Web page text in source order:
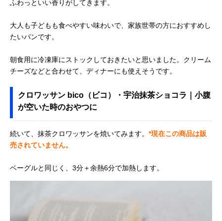
ふわっといい香りがしてきます。
大人も子どもも食べやすい味わいで、家族世帯の方におすすめし
たいパンです。
朝食用に冷凍庫にストックしておきたいと思いました。クリーム
チーズなどと合わせて、ディナーにも使えそうです。
クロワッサン bico（ビコ）・宇治抹茶ショコラ｜小腹
が空いた時のおやつに
続いて、抹茶クロワッサンを焼いてみます。 *現在この商品は販
売されていません。
ベーグルと同じく、3分＋余熱6分で加熱します。